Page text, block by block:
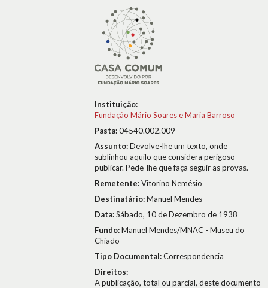
Instituição:
Fundação Mário Soares e Maria Barroso
Pasta:04540.002.009
Assunto:Devolve-lhe um texto, onde
sublinhou aquilo que considera perigoso
publicar. Pede-lhe que faça seguir as provas.
Remetente:Vitorino Nemésio
Destinatário:Manuel Mendes
Data:Sábado, 10 de Dezembro de 1938
Fundo:Manuel Mendes/MNAC - Museu do
Chiado
Tipo Documental:Correspondencia
Direitos:
A publicação, total ou parcial, deste documento